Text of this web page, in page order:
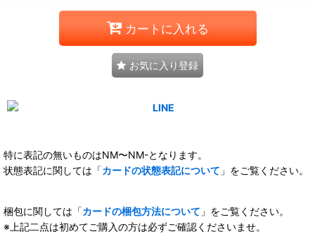
カートに入れる
お気に入り登録
特に表記の無いものはNM〜NM-となります。
状態表記に関しては「カードの状態表記について 」をご覧ください。
梱包に関しては「カードの梱包方法について 」をご覧ください。
※上記二点は初めてご購入の方は必ずご確認くださいませ。